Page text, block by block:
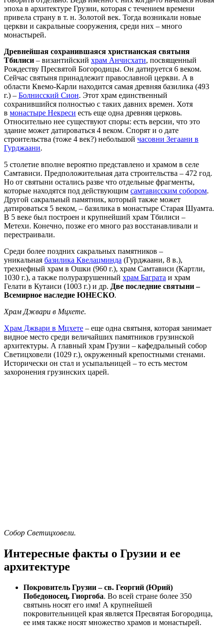
эпоха в архитектуре Грузии, которая с течением времени
привела страну в т. н. Золотой век. Тогда возникали новые
церкви и сакральные сооружения, среди них – много
монастырей.
Древнейшая сохранившаяся христианская святыня
Тбилиси – византийский храм Анчисхати, посвященный
Рождеству Пресвятой Богородицы. Он датируется 6 веком.
Сейчас святыня принадлежит православной церкви. А в
области Квемо-Карли находится самая древняя базилика (493
г.) – Болнисский Сион. Этот храм единственный
сохранившийся полностью с таких давних времен. Хотя
в монастыре Некреси есть еще одна древняя церковь.
Относительно нее существуют споры: есть версии, что это
здание может датироваться 4 веком. Спорят и о дате
строительства (тоже 4 век?) небольшой часовни Зегаани в
Гурджаани.
5 столетие вполне вероятно представлено и храмом в селе
Самтависи. Предположительная дата строительства – 472 год.
Но от святыни остались разве что отдельные фрагменты,
которые находятся под действующим самтависским собором.
Другой сакральный памятник, который также может
датироваться 5 веком, – базилика в монастыре Старая Шуамта.
В 5 веке был построен и крупнейший храм Тбилиси –
Метехи. Конечно, позже его много раз восстанавливали и
перестраивали.
Среди более поздних сакральных памятников –
уникальная базилика Квелацминда (Гурджаани, 8 в.),
трехнефный храм в Ошки (960 г.), храм Самтависи (Картли,
1030 г.), а также полуразрушенный храм Баграта и храм
Гелати в Кутаиси (1003 г.) и др. Две последние святыни –
Всемирное наследие ЮНЕСКО.
Храм Джвари в Мцхете.
Храм Джвари в Мцхете – еще одна святыня, которая занимает
видное место среди величайших памятников грузинской
архитектуры. А главный храм Грузии – кафедральный собор
Светицховели (1029 г.), окруженный крепостными стенами.
Исторически он стал и усыпальницей – то есть местом
захоронения грузинских царей.
Собор Светицховели.
Интересные факты о Грузии и ее
архитектуре
Покровитель Грузии – св. Георгий (Юрий)
Победоносец, Гиоргоба. Во всей стране более 350
святынь носят его имя! А крупнейшей
покровительницей края является Пресвятая Богородица,
ее имя также носят множество храмов и монастырей.